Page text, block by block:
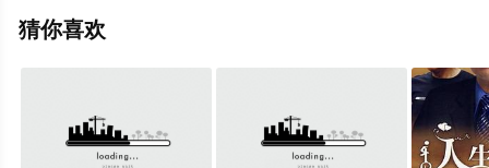
步至豆瓣电视剧、电视猫或剧情网等平台了解。
猜你喜欢